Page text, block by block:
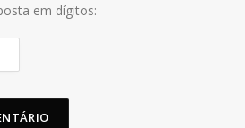
em dígitos: